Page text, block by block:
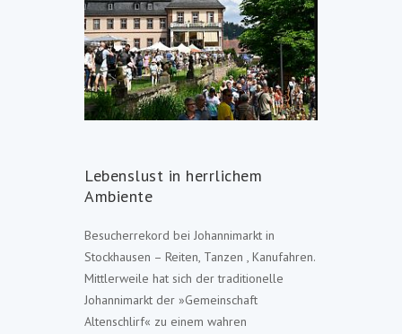
Lebenslust in herrlichem
Ambiente
Besucherrekord bei Johannimarkt in
Stockhausen – Reiten, Tanzen , Kanufahren.
Mittlerweile hat sich der traditionelle
Johannimarkt der »Gemeinschaft
Altenschlirf« zu einem wahren